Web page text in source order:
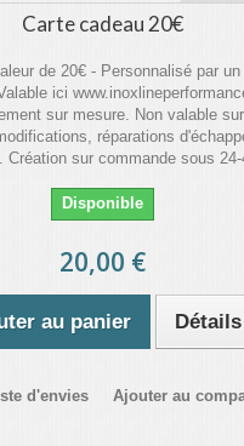
Carte cadeau 20€
de 20€ - Personnalisé par
ici
sur mesure. Non valable
réparations
Création sur commande sous 24-
Disponible
20,00 €
au panier Détails
d'envies Ajouter au